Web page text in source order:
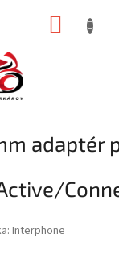
adaptér
Interphone